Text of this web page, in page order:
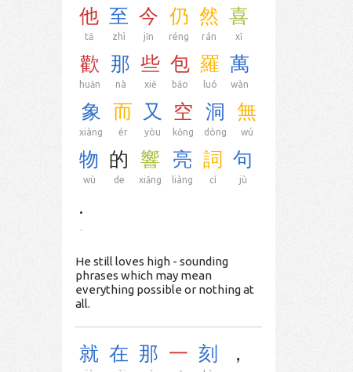
他
tā
至
zhì
今
jīn
仍
réng
然
rán
喜
xǐ
歡
huān
那
nà
些
xiē
包
bāo
羅
luó
萬
wàn
象
xiàng
而
ér
又
yòu
空
kōng
洞
dòng
無
wú
物
wù
的
de
響
xiǎng
亮
liàng
詞
cí
句
jù
.
.
He still loves high - sounding
phrases which may mean
everything possible or nothing at
all.
就 在 那 一 刻 ，